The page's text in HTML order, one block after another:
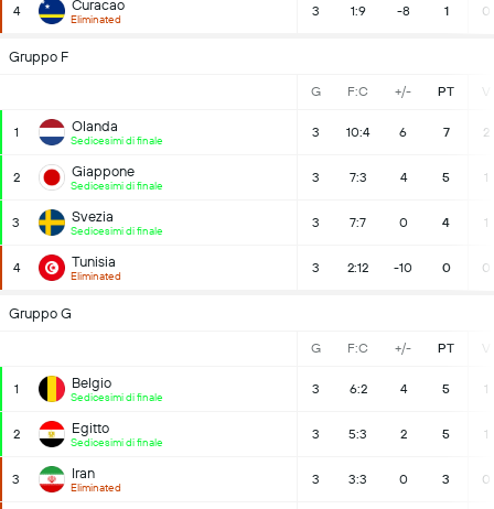
4 Curacao
Eliminated
3 1:9 -8 1 0
Gruppo F
G F:C +/- PT V
1 Olanda
Sedicesimi di finale
3 10:4 6 7 2
2 Giappone
Sedicesimi di finale
3 7:3 4 5 1
3 Svezia
Sedicesimi di finale
3 7:7 0 4 1
4 Tunisia
Eliminated
3 2:12 -10 0 0
Gruppo G
G F:C +/- PT V
1 Belgio
Sedicesimi di finale
3 6:2 4 5 1
2 Egitto
Sedicesimi di finale
3 5:3 2 5 1
3 Iran
Eliminated
3 3:3 0 3 0